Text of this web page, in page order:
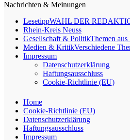
Nachrichten & Meinungen
LesetippWAHL DER
Rhein-Kreis Neuss
Gesellschaft & PolitikThemen
Medien & KritikVerschiedene
Impressum
Datenschutzerklärung
Haftungsausschluss
Cookie-Richtlinie (EU)
Home
Cookie-Richtlinie (EU)
Datenschutzerklärung
Haftungsausschluss
Impressum